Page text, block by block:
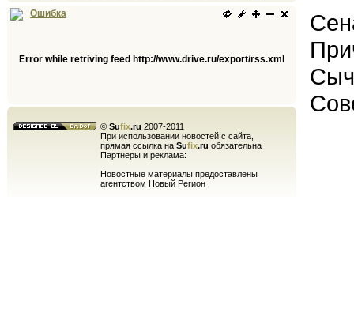
Ошибка
Error while retriving feed http://www.drive.ru/export/rss.xml
© Sufix.ru 2007-2011
При использовании новостей с сайта,
прямая ссылка на Sufix.ru обязательна
Партнеры и реклама:
Новостные материалы предоставлены
агентством Новый Регион